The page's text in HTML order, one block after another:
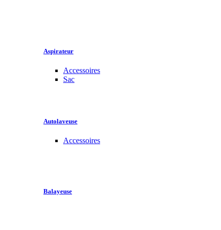
Aspirateur
Accessoires
Sac
Autolaveuse
Accessoires
Balayeuse